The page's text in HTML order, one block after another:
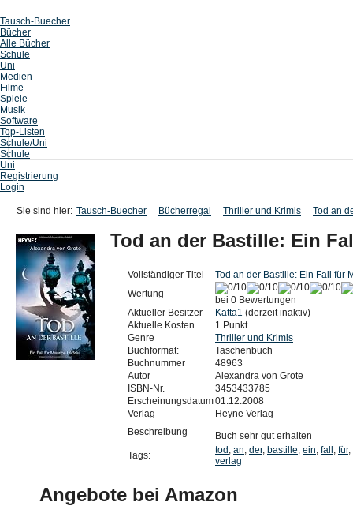
Tausch-Buecher
Bücher
Alle Bücher
Schule
Uni
Medien
Filme
Spiele
Musik
Software
Top-Listen
Schule/Uni
Schule
Uni
Registrierung
Login
Sie sind hier: Tausch-Buecher Bücherregal Thriller und Krimis Tod an
Tod an der Bastille: Ein
Vollständiger Titel
Tod an der Bastille: Ein Fall für
Wertung
bei 0 Bewertungen
Aktueller Besitzer
Katta1 (derzeit inaktiv)
Aktuelle Kosten
1 Punkt
Genre
Thriller und Krimis
Buchformat:
Taschenbuch
Buchnummer
48963
Autor
Alexandra von Grote
ISBN-Nr.
3453433785
Erscheinungsdatum01.12.2008
Verlag
Heyne Verlag
Beschreibung
Buch sehr gut erhalten
Tags:
tod , an, der, bastille, ein, fall , für,
verlag
Angebote bei Amazon